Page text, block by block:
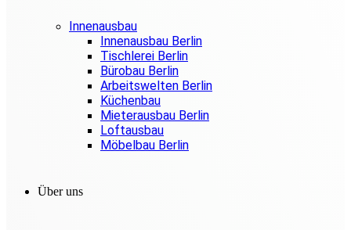
Innenausbau
Innenausbau Berlin
Tischlerei Berlin
Bürobau Berlin
Arbeitswelten Berlin
Küchenbau
Mieterausbau Berlin
Loftausbau
Möbelbau Berlin
Über uns